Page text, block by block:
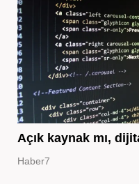
Açık kaynak mı,
Haber7